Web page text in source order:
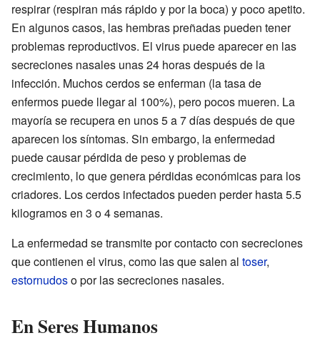
respirar (respiran más rápido y por la boca) y poco apetito.
En algunos casos, las hembras preñadas pueden tener
problemas reproductivos. El virus puede aparecer en las
secreciones nasales unas 24 horas después de la
infección. Muchos cerdos se enferman (la tasa de
enfermos puede llegar al 100%), pero pocos mueren. La
mayoría se recupera en unos 5 a 7 días después de que
aparecen los síntomas. Sin embargo, la enfermedad
puede causar pérdida de peso y problemas de
crecimiento, lo que genera pérdidas económicas para los
criadores. Los cerdos infectados pueden perder hasta 5.5
kilogramos en 3 o 4 semanas.
La enfermedad se transmite por contacto con secreciones
que contienen el virus, como las que salen al toser,
estornudoso por las secreciones nasales.
En Seres Humanos